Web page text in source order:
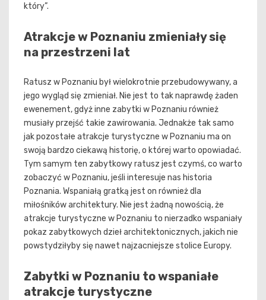
który”.
Atrakcje w Poznaniu zmieniały się
na przestrzeni lat
Ratusz w Poznaniu był wielokrotnie przebudowywany, a
jego wygląd się zmieniał. Nie jest to tak naprawdę żaden
ewenement, gdyż inne zabytki w Poznaniu również
musiały przejść takie zawirowania. Jednakże tak samo
jak pozostałe atrakcje turystyczne w Poznaniu ma on
swoją bardzo ciekawą historię, o której warto opowiadać.
Tym samym ten zabytkowy ratusz jest czymś, co warto
zobaczyć w Poznaniu, jeśli interesuje nas historia
Poznania. Wspaniałą gratką jest on również dla
miłośników architektury. Nie jest żadną nowością, że
atrakcje turystyczne w Poznaniu to nierzadko wspaniały
pokaz zabytkowych dzieł architektonicznych, jakich nie
powstydziłyby się nawet najzacniejsze stolice Europy.
Zabytki w Poznaniu to wspaniałe
atrakcje turystyczne